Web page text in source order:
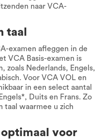
naar VCA-
taal
examen afleggen in de
VCA Basis-examen is
zoals Nederlands, Engels,
Voor VCA VOL en
in een select aantal
Duits en Frans. Zo
taal waarmee u zich
optimaal voor